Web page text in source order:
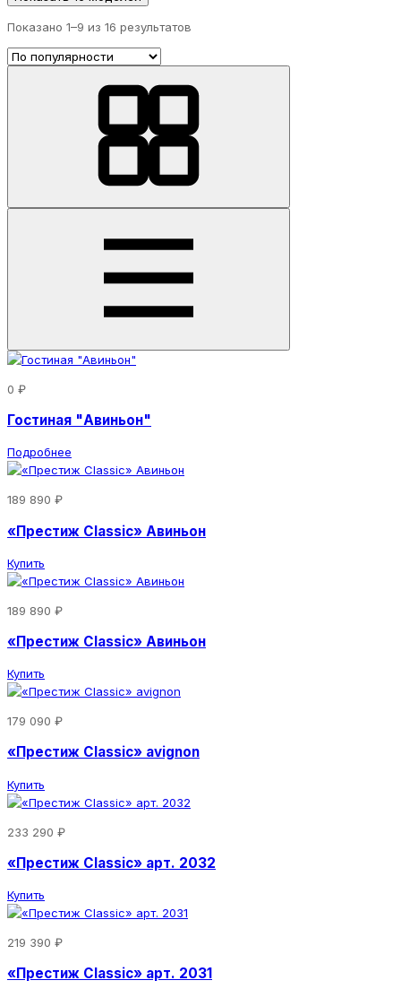
Показано 1–9 из 16 результатов
0 ₽
Гостиная "Авиньон"
Подробнее
189 890 ₽
«Престиж Classic» Авиньон
Купить
189 890 ₽
«Престиж Classic» Авиньон
Купить
179 090 ₽
«Престиж Classic» avignon
Купить
233 290 ₽
«Престиж Classic» арт. 2032
Купить
219 390 ₽
«Престиж Classic» арт. 2031